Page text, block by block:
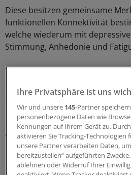
Diese besitzen gemeinsame
funktionellen Konnektivität
welche wiederum mit
Stimmung, Anhedonie und
Vor allem aber sprechen die
transkranielle
an: Eine deutliche Verbesserung
Untersuchung bei einem der
erreicht, bei einem anderen nur
2017; 23: 28–38 ).
"Kernkomponente
Ihre Privatsphäre ist uns
Wir und unsere 145-Partner
personenbezogene Daten wie
Kennungen auf Ihrem Gerät zu.
aktivieren Sie Tracking-Technologien
unsere Partner verarbeiten Daten,
bereitzustellen“ aufgeführten
ablehnen oder Widerruf Ihrer